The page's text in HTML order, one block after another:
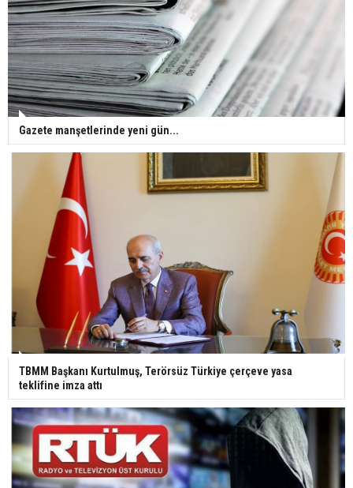
Gazete manşetlerinde yeni gün...
TBMM Başkanı Kurtulmuş, Terörsüz Türkiye çerçeve yasa
teklifine imza attı